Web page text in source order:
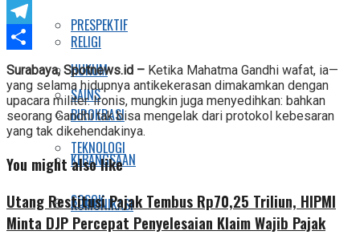
PRESPEKTIF
HUKUM
BIROKRASI
KEBANGSAAN
KOMUNIKASI
RELIGI
SAINS
TEKNOLOGI
SOSOK
Twitter
Telegram
Share
Surabaya, Spotnews.id – Ketika Mahatma Gandhi wafat, ia—
yang selama hidupnya antikekerasan dimakamkan dengan
upacara militer. Ironis, mungkin juga menyedihkan: bahkan
seorang Gandhi tak bisa mengelak dari protokol kebesaran
yang tak dikehendakinya.
You might also like
Utang Restitusi Pajak Tembus Rp70,25 Triliun, HIPMI
Minta DJP Percepat Penyelesaian Klaim Wajib Pajak